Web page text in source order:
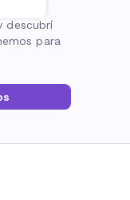
descubrí
para